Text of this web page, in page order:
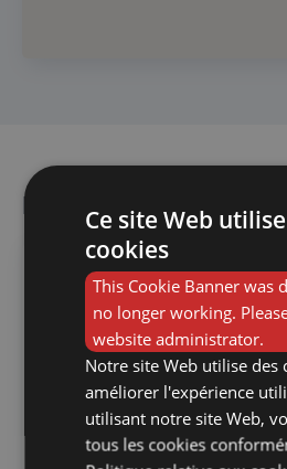
Nos autres agences
Gand
Dendermondsesteenweg
9040 Sint-Amandsberg
Horeca
+32 (0) 9 395 0 395
Ce site Web
cookies
This Cookie Banner was
no longer working.
website administrator.
Notre site Web utilise des
améliorer l'expérience
utilisant notre site Web,
tous les cookies